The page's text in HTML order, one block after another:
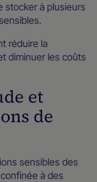
stocker à plusieurs
réduire la
diminuer les coûts
et
de
sensibles des
à des